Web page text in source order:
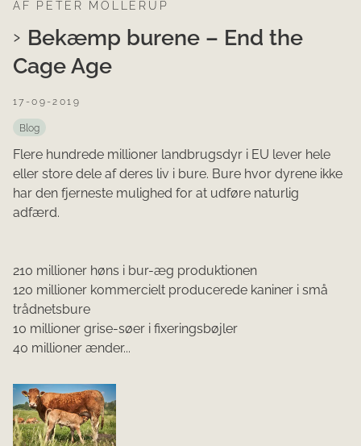
AF PETER MOLLERUP
Bekæmp burene – End the
Cage Age
17-09-2019
Blog
Flere hundrede millioner landbrugsdyr i EU lever hele
eller store dele af deres liv i bure. Bure hvor dyrene ikke
har den fjerneste mulighed for at udføre naturlig
adfærd.
210 millioner høns i bur-æg produktionen
120 millioner kommercielt producerede kaniner i små
trådnetsbure
10 millioner grise-søer i fixeringsbøjler
40 millioner ænder...